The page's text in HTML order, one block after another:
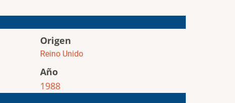
Origen
Reino Unido
Año
1988